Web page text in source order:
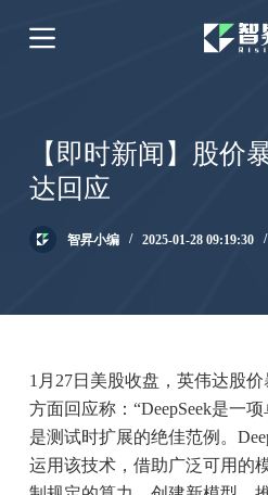
跳
过
【即时新闻】股价
达回应
智昇小编 2025-01-28 09:19:30
1月27日美股收盘，英伟达股
方面回应称：“DeepSeek是一
是测试时扩展的绝佳范例。
运用该技术，借助广泛可用的